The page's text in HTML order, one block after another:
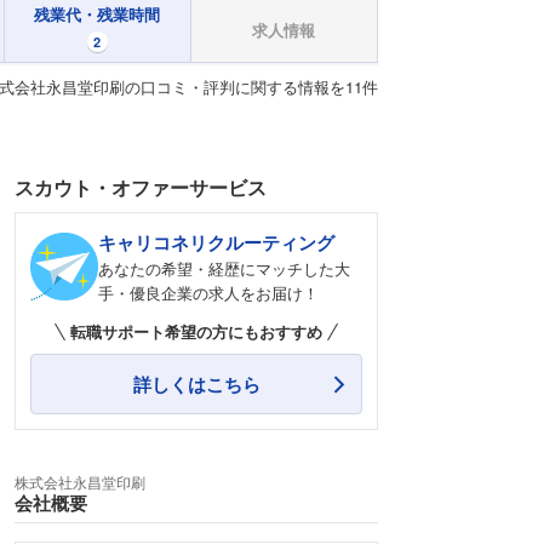
残業代・残業時間
2
求人情報
会社永昌堂印刷の口コミ・評判に関する情報を11件
スカウト・オファーサービス
キャリコネリクルーティング
あなたの希望・経歴にマッチした大
手・優良企業の求人をお届け！
転職サポート希望の方にもおすすめ
詳しくはこちら
株式会社永昌堂印刷
会社概要